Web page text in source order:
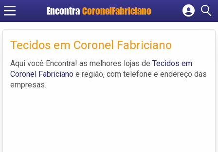
Encontra CoronelFabriciano
Cadastrar empresa
Criar conta
Tecidos em Coronel Fabriciano
Aqui você Encontra! as melhores lojas de Tecidos em
Coronel Fabriciano e região, com telefone e endereço das
empresas.